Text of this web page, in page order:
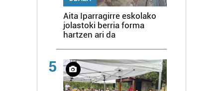
Aita Iparragirre eskolako
jolastoki berria forma
hartzen ari da
5